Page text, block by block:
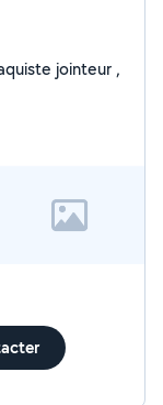
jointeur ,